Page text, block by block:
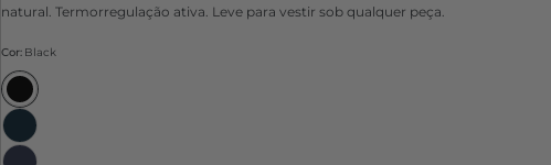
natural. Termorregulação ativa. Leve para vestir sob qualquer peça.
Cor: Black